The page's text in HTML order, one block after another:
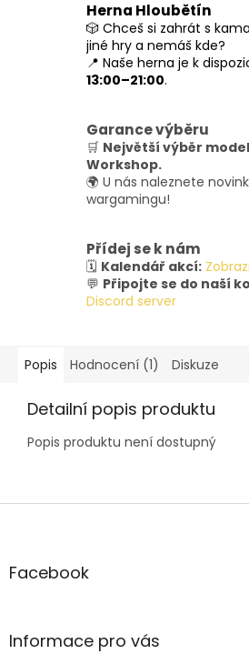
Herna Hloubětín
🎲 Chceš si zahrát s
jiné hry a nemáš kde?
📍 Naše herna je k
13:00–21:00.
Garance výběru
🛒 Největší výběr
Workshop.
🌍 U nás naleznete
wargamingu!
Přídej se k nám
🗓️ Kalendář akcí:
💬 Připojte se do naší
Discord server
Popis Hodnocení (1) Diskuze
Detailní popis produktu
Popis produktu není dostupný
Z
aFacebook
Informace pro vás